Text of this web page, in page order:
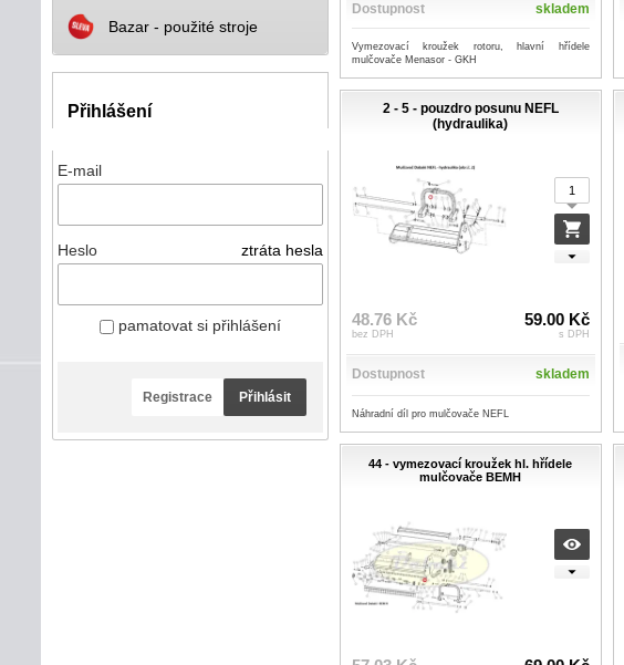
Bazar - použité stroje
Přihlášení
E-mail
Heslo ztráta hesla
pamatovat si přihlášení
Registrace Přihlásit
Dostupnost skladem
Vymezovací kroužek rotoru, hlavní hřídele
mulčovače Menasor - GKH
2 - 5 - pouzdro posunu NEFL
(hydraulika)
48.76 Kč
bez DPH
59.00 Kč
s DPH
Dostupnost skladem
Náhradní díl pro mulčovače NEFL
44 - vymezovací kroužek hl. hřídele
mulčovače BEMH